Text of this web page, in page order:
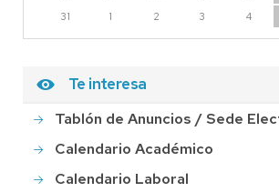
31
1 2 3 4
Te interesa
Tablón de Anuncios / Sede
Calendario Académico
Calendario Laboral